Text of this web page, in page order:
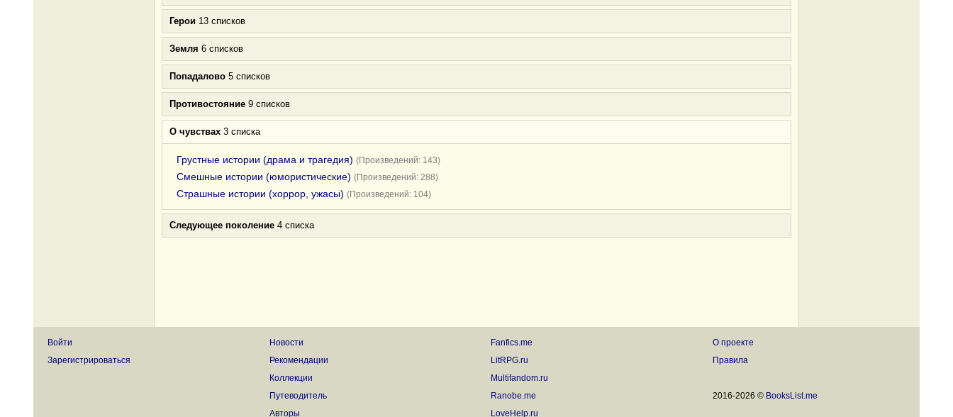
Герои 13 списков
Земля 6 списков
Попадалово 5 списков
Противостояние 9 списков
О чувствах 3 списка
Грустные истории (драма и трагедия) (Произведений: 143)
Смешные истории (юмористические) (Произведений: 288)
Страшные истории (хоррор, ужасы) (Произведений: 104)
Следующее поколение 4 списка
Войти
Зарегистрироваться
Новости
Рекомендации
Коллекции
Путеводитель
Авторы
Fanfics.me
LitRPG.ru
Multifandom.ru
Ranobe.me
LoveHelp.ru
О проекте
Правила
2016-2026 © BooksList.me